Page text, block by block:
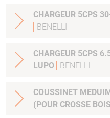
CHARGEUR 5CPS
BENELLI
CHARGEUR 5CPS
LUPO
BENELLI
COUSSINET
(POUR CROSSE